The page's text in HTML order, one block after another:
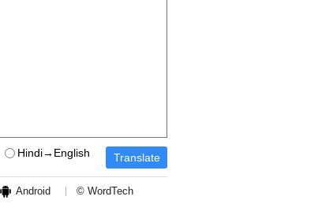
Hindi→English
Android © WordTech